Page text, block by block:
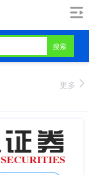
搜索
更多